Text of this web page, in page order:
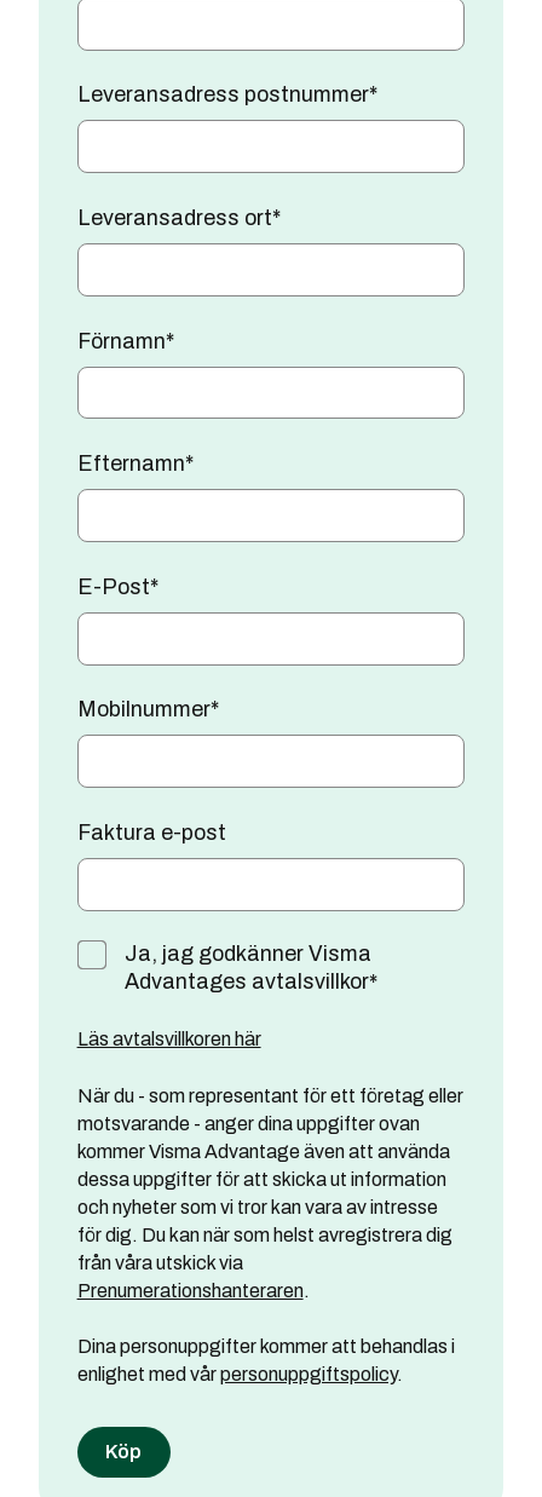
Leveransadress postnummer*
Leveransadress ort*
Förnamn*
Efternamn*
E-Post*
Mobilnummer*
Faktura e-post
Ja, jag godkänner Visma
Advantages avtalsvillkor*
Läs avtalsvillkoren här
När du - som representant för ett företag eller
motsvarande - anger dina uppgifter ovan
kommer Visma Advantage även att använda
dessa uppgifter för att skicka ut information
och nyheter som vi tror kan vara av intresse
för dig. Du kan när som helst avregistrera dig
från våra utskick via
Prenumerationshanteraren.
Dina personuppgifter kommer att behandlas i
enlighet med vårpersonuppgiftspolicy.